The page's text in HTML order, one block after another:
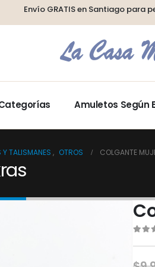
Envío GRATIS en Santiago para
Amuletos Según
Y TALISMANES , OTROS COLGANTE